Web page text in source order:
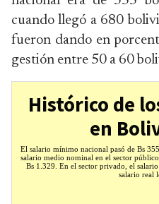
cuando llegó a 680
fueron dando en
gestión entre 50 a 60